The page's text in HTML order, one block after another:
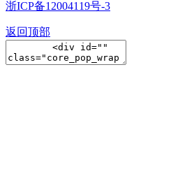
浙ICP备12004119号-3
返回顶部